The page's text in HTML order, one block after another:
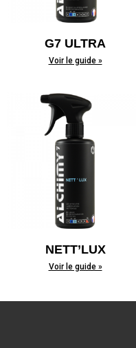
G7 ULTRA
Voir le guide »
NETT’LUX
Voir le guide »